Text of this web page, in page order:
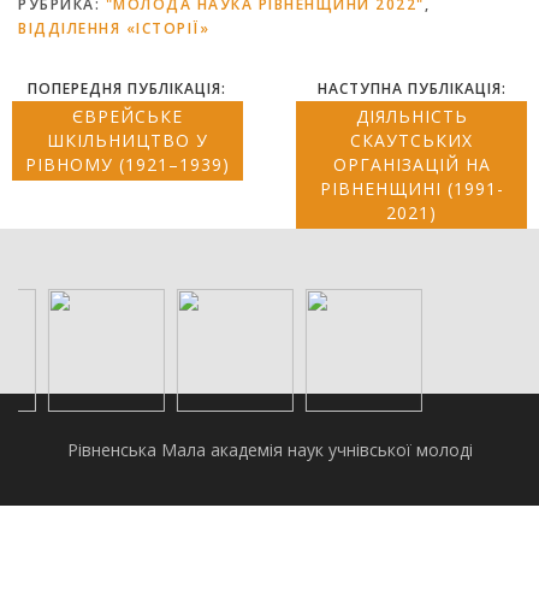
РУБРИКА: "МОЛОДА НАУКА РІВНЕНЩИНИ 2022",
ВІДДІЛЕННЯ «ІСТОРІЇ»
ПОПЕРЕДНЯ ПУБЛІКАЦІЯ:
ЄВРЕЙСЬКЕ
ШКІЛЬНИЦТВО У
РІВНОМУ (1921–1939)
НАСТУПНА ПУБЛІКАЦІЯ:
ДІЯЛЬНІСТЬ
СКАУТСЬКИХ
ОРГАНІЗАЦІЙ НА
РІВНЕНЩИНІ (1991-
2021)
Рівненська Мала академія наук учнівської молоді